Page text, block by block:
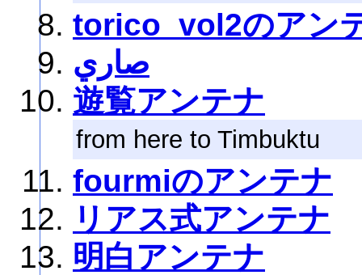
torico_vol2のアン
صاري
遊覧アンテナ
from here to Timbuktu
fourmiのアンテナ
リアス式アンテナ
明白アンテナ